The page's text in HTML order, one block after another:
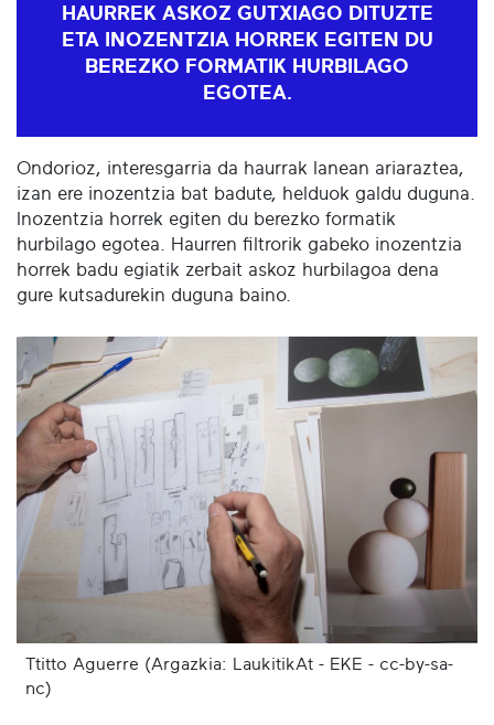
HAURREK ASKOZ GUTXIAGO DITUZTE
ETA INOZENTZIA HORREK EGITEN DU
BEREZKO FORMATIK HURBILAGO
EGOTEA.
Ondorioz, interesgarria da haurrak lanean ariaraztea,
izan ere inozentzia bat badute, helduok galdu duguna.
Inozentzia horrek egiten du berezko formatik
hurbilago egotea. Haurren filtrorik gabeko inozentzia
horrek badu egiatik zerbait askoz hurbilagoa dena
gure kutsadurekin duguna baino.
Ttitto Aguerre (Argazkia: LaukitikAt - EKE - cc-by-sa-
nc)